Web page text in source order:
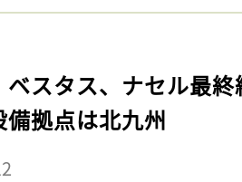
ベスタス、ナセル最
備拠点は北九州